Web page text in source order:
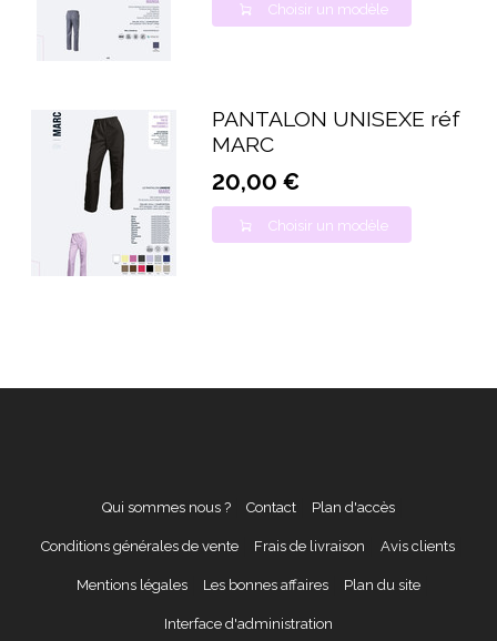
Choisir un modèle
PANTALON UNISEXE réf
MARC
20,00 €
Choisir un modèle
Qui sommes nous ? Contact Plan d'accès
Conditions générales de vente Frais de livraison Avis clients
Mentions légales Les bonnes affaires Plan du site
Interface d'administration